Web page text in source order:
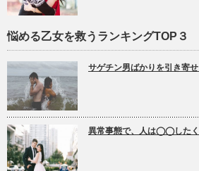
悩める乙女を救うランキングTOP３
サゲチン男ばかりを引き寄
異常事態で、人は◯◯した